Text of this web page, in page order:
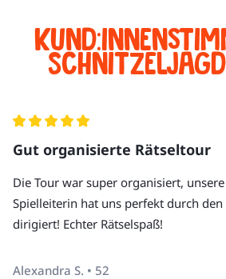
Gut organisierte Rätseltour
Die Tour war super organisiert, unsere
Spielleiterin hat uns perfekt durch den
dirigiert! Echter Rätselspaß!
Alexandra S. • 52